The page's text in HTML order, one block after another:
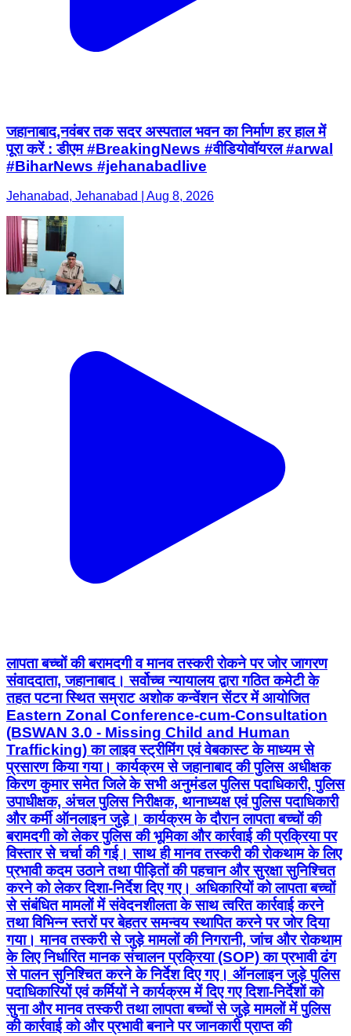
जहानाबाद,नवंबर तक सदर अस्पताल भवन का निर्माण हर हाल में
पूरा करें : डीएम #BreakingNews #वीडियोवॉयरल #arwal
#BiharNews #jehanabadlive
Jehanabad, Jehanabad | Aug 8, 2026
लापता बच्चों की बरामदगी व मानव तस्करी रोकने पर जोर जागरण
संवाददाता, जहानाबाद। सर्वोच्च न्यायालय द्वारा गठित कमेटी के
तहत पटना स्थित सम्राट अशोक कन्वेंशन सेंटर में आयोजित
Eastern Zonal Conference-cum-Consultation
(BSWAN 3.0 - Missing Child and Human
Trafficking) का लाइव स्ट्रीमिंग एवं वेबकास्ट के माध्यम से
प्रसारण किया गया। कार्यक्रम से जहानाबाद की पुलिस अधीक्षक
किरण कुमार समेत जिले के सभी अनुमंडल पुलिस पदाधिकारी, पुलिस
उपाधीक्षक, अंचल पुलिस निरीक्षक, थानाध्यक्ष एवं पुलिस पदाधिकारी
और कर्मी ऑनलाइन जुड़े। कार्यक्रम के दौरान लापता बच्चों की
बरामदगी को लेकर पुलिस की भूमिका और कार्रवाई की प्रक्रिया पर
विस्तार से चर्चा की गई। साथ ही मानव तस्करी की रोकथाम के लिए
प्रभावी कदम उठाने तथा पीड़ितों की पहचान और सुरक्षा सुनिश्चित
करने को लेकर दिशा-निर्देश दिए गए। अधिकारियों को लापता बच्चों
से संबंधित मामलों में संवेदनशीलता के साथ त्वरित कार्रवाई करने
तथा विभिन्न स्तरों पर बेहतर समन्वय स्थापित करने पर जोर दिया
गया। मानव तस्करी से जुड़े मामलों की निगरानी, जांच और रोकथाम
के लिए निर्धारित मानक संचालन प्रक्रिया (SOP) का प्रभावी ढंग
से पालन सुनिश्चित करने के निर्देश दिए गए। ऑनलाइन जुड़े पुलिस
पदाधिकारियों एवं कर्मियों ने कार्यक्रम में दिए गए दिशा-निर्देशों को
सुना और मानव तस्करी तथा लापता बच्चों से जुड़े मामलों में पुलिस
की कार्रवाई को और प्रभावी बनाने पर जानकारी प्राप्त की